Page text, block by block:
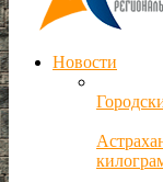
Новости